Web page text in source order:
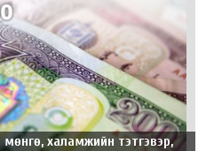
мөнгө, халамжийн тэтгэвэр,